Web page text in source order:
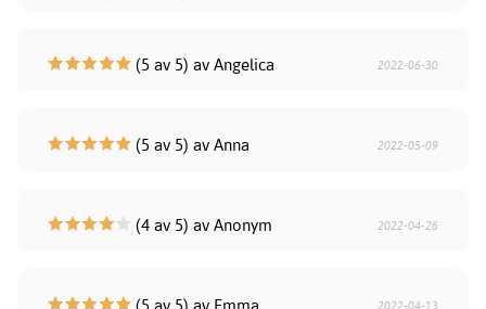
(5 av 5) av Angelica 2022-06-30
(5 av 5) av Anna 2022-05-09
(4 av 5) av Anonym 2022-04-26
2022-04-13